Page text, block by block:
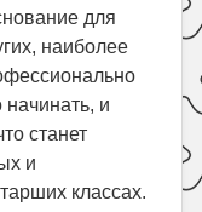
для
наиболее
и
станет
и
классах.